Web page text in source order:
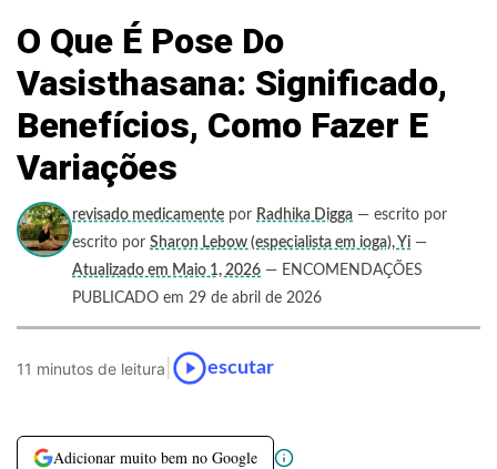
O Que É Pose Do
Vasisthasana: Significado,
Benefícios, Como Fazer E
Variações
revisado medicamente por Radhika Digga — escrito por
escrito por Sharon Lebow (especialista em ioga), Yi —
Atualizado em Maio 1, 2026 — ENCOMENDAÇÕES
PUBLICADO em 29 de abril de 2026
11 minutos de leitura escutar
Adicionar muito bem no Google